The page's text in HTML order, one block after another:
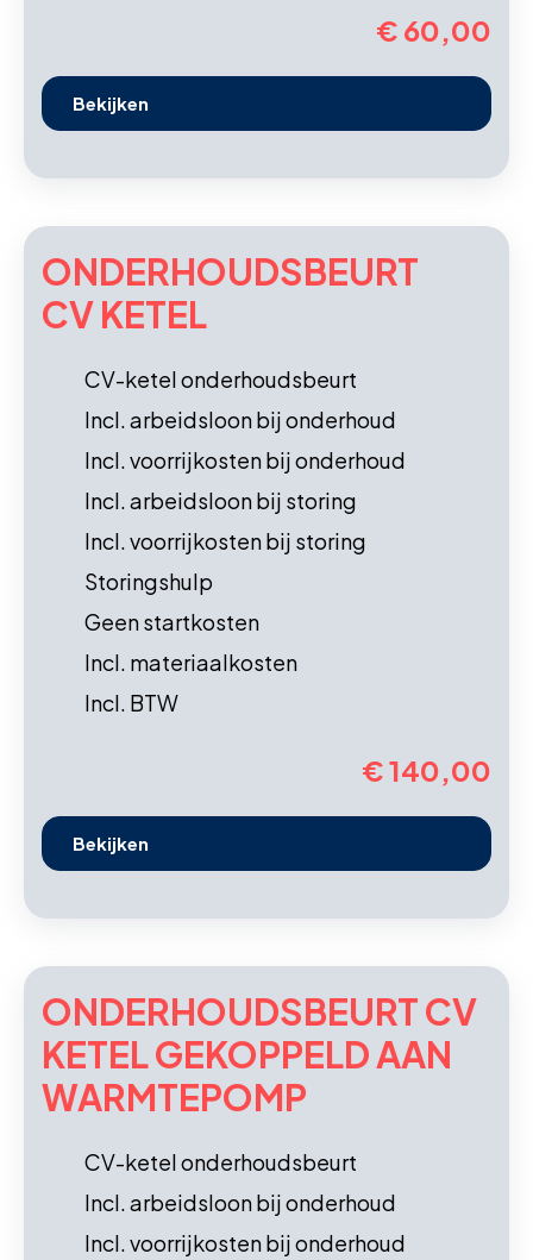
€ 60,00
Bekijken
ONDERHOUDS­BEURT
CV KETEL
CV-ketel onderhoudsbeurt
Incl. arbeidsloon bij onderhoud
Incl. voorrijkosten bij onderhoud
Incl. arbeidsloon bij storing
Incl. voorrijkosten bij storing
Storingshulp
Geen startkosten
Incl. materiaalkosten
Incl. BTW
€ 140,00
Bekijken
ONDERHOUDS­BEURT CV
KETEL GEKOPPELD AAN
WARMTEPOMP
CV-ketel onderhoudsbeurt
Incl. arbeidsloon bij onderhoud
Incl. voorrijkosten bij onderhoud